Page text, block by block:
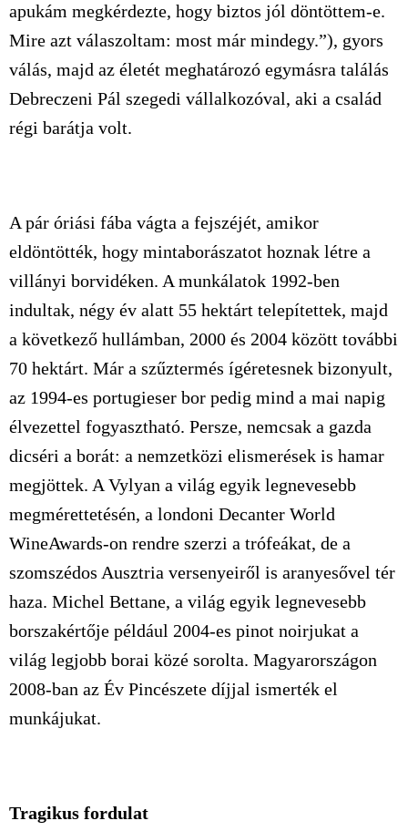
apukám megkérdezte, hogy biztos jól döntöttem-e.
Mire azt válaszoltam: most már mindegy.”), gyors
válás, majd az életét meghatározó egymásra találás
Debreczeni Pál szegedi vállalkozóval, aki a család
régi barátja volt.
A pár óriási fába vágta a fejszéjét, amikor
eldöntötték, hogy mintaborászatot hoznak létre a
villányi borvidéken. A munkálatok 1992-ben
indultak, négy év alatt 55 hektárt telepítettek, majd
a következő hullámban, 2000 és 2004 között további
70 hektárt. Már a szűztermés ígéretesnek bizonyult,
az 1994-es portugieser bor pedig mind a mai napig
élvezettel fogyasztható. Persze, nemcsak a gazda
dicséri a borát: a nemzetközi elismerések is hamar
megjöttek. A Vylyan a világ egyik legnevesebb
megmérettetésén, a londoni Decanter World
WineAwards-on rendre szerzi a trófeákat, de a
szomszédos Ausztria versenyeiről is aranyesővel tér
haza. Michel Bettane, a világ egyik legnevesebb
borszakértője például 2004-es pinot noirjukat a
világ legjobb borai közé sorolta. Magyarországon
2008-ban az Év Pincészete díjjal ismerték el
munkájukat.
Tragikus fordulat